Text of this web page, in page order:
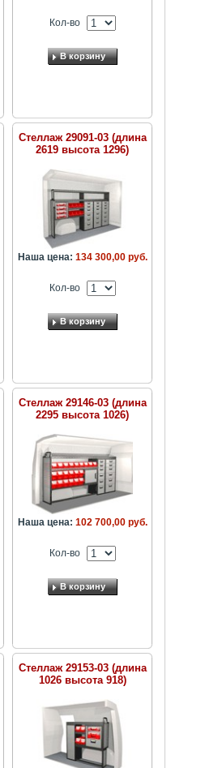
Кол-во
В корзину
Стеллаж 29091-03 (длина
2619 высота 1296)
Наша цена: 134 300,00 руб.
Кол-во
В корзину
Стеллаж 29146-03 (длина
2295 высота 1026)
Наша цена: 102 700,00 руб.
Кол-во
В корзину
Стеллаж 29153-03 (длина
1026 высота 918)